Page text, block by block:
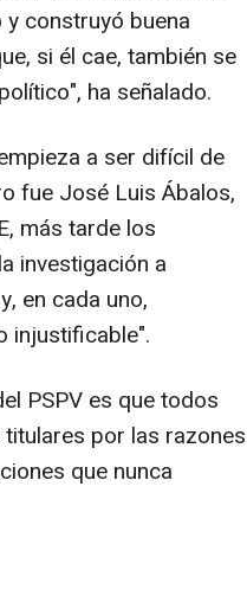
construyó buena
si él cae, también se
ha señalado.
a ser difícil de
fue José Luis Ábalos,
más tarde los
investigación a
en cada uno,
injustificable".
PSPV es que todos
por las razones
que nunca